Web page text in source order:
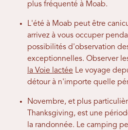
plus fréquenté à Moab.
L'été à Moab peut être
arrivez à vous occuper
possibilités d'observation
exceptionnelles. Observer
la Voie lactée Le voyage
détour à n'importe quelle
Novembre, et plus
Thanksgiving, est une
la randonnée. Le camping